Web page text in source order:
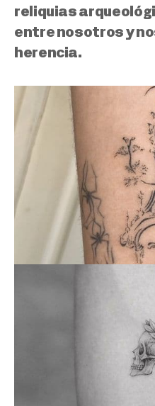
reliquias
entre nosotros y
herencia.